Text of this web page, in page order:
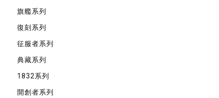
旗艦系列
復刻系列
征服者系列
典藏系列
1832系列
開創者系列